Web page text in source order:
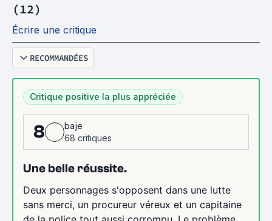
(12)
Écrire une critique
RECOMMANDÉES
Critique positive la plus appréciée
8
baje
68 critiques
Une belle réussite.
Deux personnages s'opposent dans une lutte
sans merci, un procureur véreux et un capitaine